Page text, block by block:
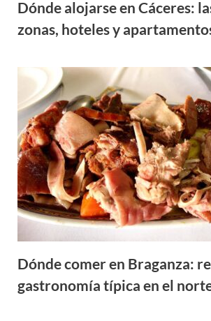
Dónde alojarse en Cáceres:
zonas, hoteles y
Dónde comer en Braganza:
gastronomía típica en el